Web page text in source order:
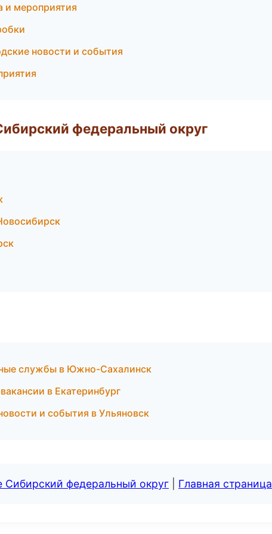
и мероприятия
новости и события
федеральный округ
службы в Южно-Сахалинск
в Екатеринбург
и события в Ульяновск
Сибирский федеральный округ Главная страница